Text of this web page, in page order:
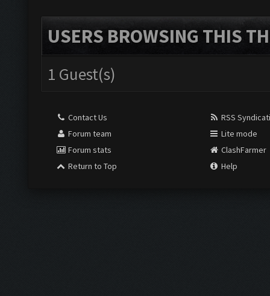
USERS BROWSING THIS
1 Guest(s)
Contact Us
Forum team
Forum stats
Return to Top
RSS
Lite mode
ClashFarmer
Help